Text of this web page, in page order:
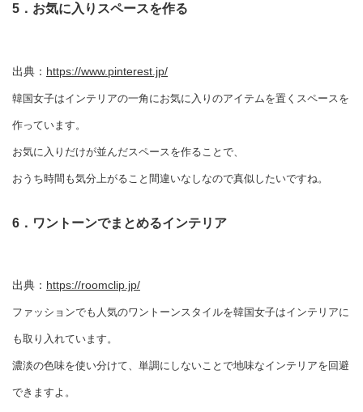
5．お気に入りスペースを作る
出典： https://www.pinterest.jp/
韓国女子はインテリアの一角にお気に入りのアイテムを置くスペースを
作っています。
お気に入りだけが並んだスペースを作ることで、
おうち時間も気分上がること間違いなしなので真似したいですね。
6．ワントーンでまとめるインテリア
出典： https://roomclip.jp/
ファッションでも人気のワントーンスタイルを韓国女子はインテリアに
も取り入れています。
濃淡の色味を使い分けて、単調にしないことで地味なインテリアを回避
できますよ。